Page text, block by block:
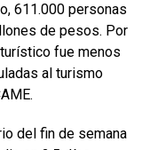
611.000 personas
de pesos. Por
fue menos
al turismo
del fin de semana